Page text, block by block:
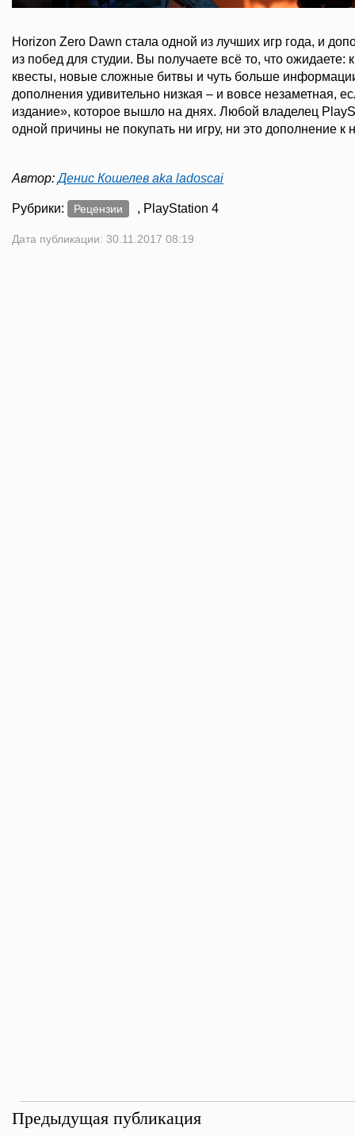
Horizon Zero Dawn стала одной из лучших игр года, и
из побед для студии. Вы получаете всё то, что
квесты, новые сложные битвы и чуть больше
дополнения удивительно низкая – и вовсе незаметная,
издание», которое вышло на днях. Любой владелец
одной причины не покупать ни игру, ни это дополнение к
Автор:Денис Кошелев aka ladoscai
Рубрики: Рецензии , PlayStation 4
Дата публикации: 30.11.2017 08:19
Предыдущая публикация